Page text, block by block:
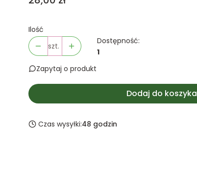
Ilość
szt.
Dostępność:
1
Zapytaj o produkt
Dodaj do koszyka
Czas wysyłki:48 godzin